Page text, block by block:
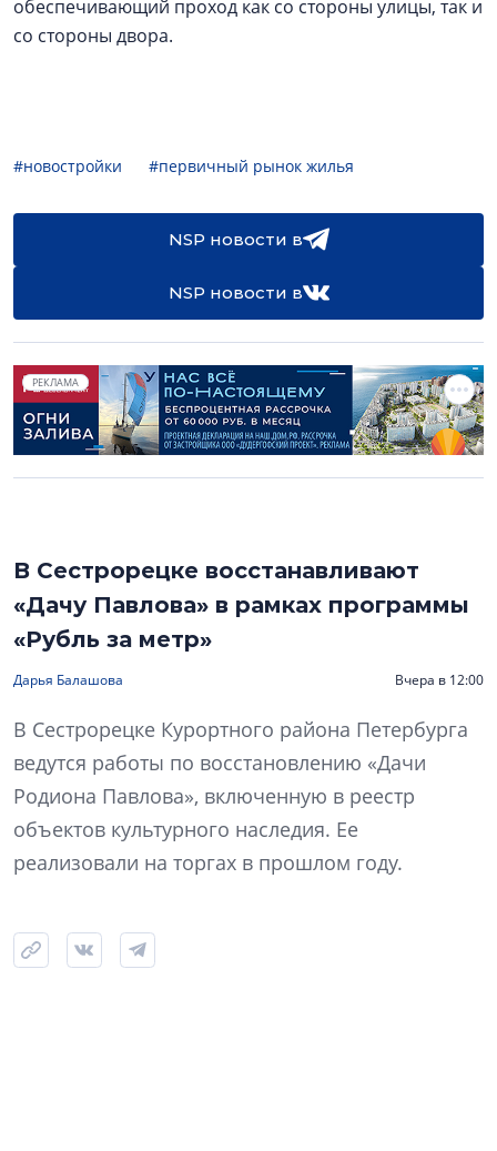
обеспечивающий проход как со стороны улицы, так и
со стороны двора.
#новостройки #первичный рынок жилья
NSP новости в
NSP новости в
РЕКЛАМА
В Сестрорецке восстанавливают
«Дачу Павлова» в рамках программы
«Рубль за метр»
Дарья Балашова Вчера в 12:00
В Сестрорецке Курортного района Петербурга
ведутся работы по восстановлению «Дачи
Родиона Павлова», включенную в реестр
объектов культурного наследия. Ее
реализовали на торгах в прошлом году.